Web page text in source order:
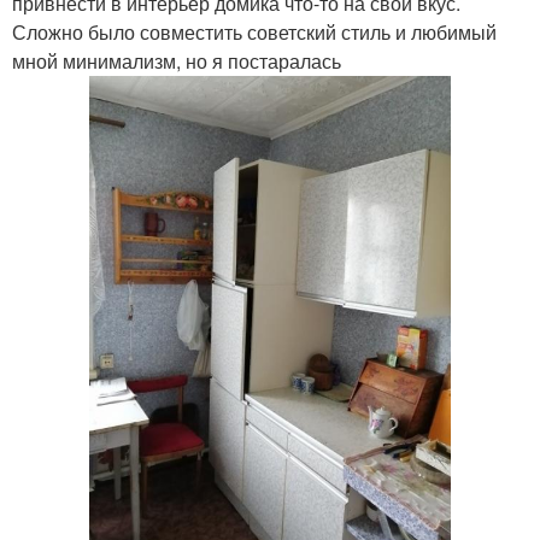
Сложно было совместить советский стиль и любимый
мной минимализм, но я постаралась